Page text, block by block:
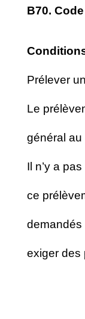
B70.
Prélever
Le
général au
Il n’y a
ce
demandés
exiger des